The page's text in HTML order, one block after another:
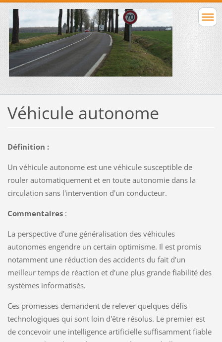
Véhicule autonome
Définition :
Un véhicule autonome est une véhicule susceptible de
rouler automatiquement et en toute autonomie dans la
circulation sans l'intervention d'un conducteur.
Commentaires :
La perspective d'une généralisation des véhicules
autonomes engendre un certain optimisme. Il est promis
notamment une réduction des accidents du fait d'un
meilleur temps de réaction et d'une plus grande fiabilité des
systèmes informatisés.
Ces promesses demandent de relever quelques défis
technologiques qui sont loin d'être résolus. Le premier est
de concevoir une intelligence artificielle suffisamment fiable